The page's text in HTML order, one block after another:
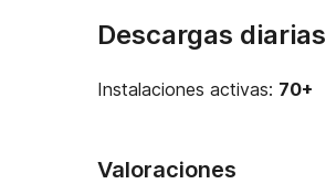
Descargas diarias
Instalaciones activas: 70+
Valoraciones